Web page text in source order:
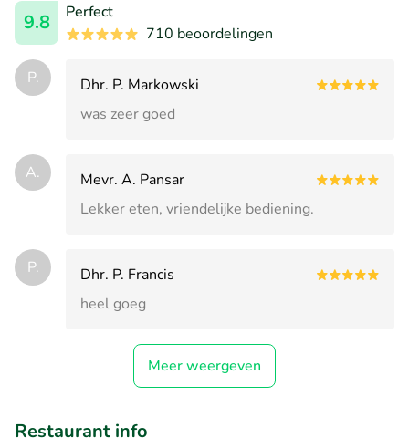
9.8
Perfect
710 beoordelingen
P.
Dhr. P. Markowski
was zeer goed
A.
Mevr. A. Pansar
Lekker eten, vriendelijke bediening.
P.
Dhr. P. Francis
heel goeg
Meer weergeven
Restaurant info